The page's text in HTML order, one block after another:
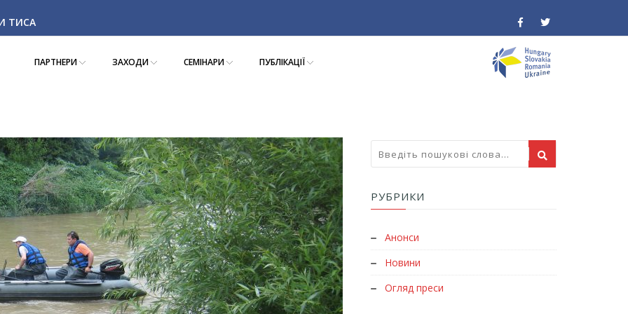
ТИСА
ПАРТНЕРИ ЗАХОДИ СЕМІНАРИ ПУБЛІКАЦІЇ
РУБРИКИ
Анонси
Новини
Огляд преси